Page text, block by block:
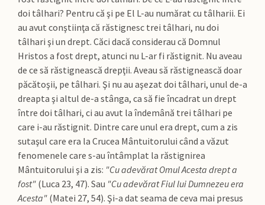
doi tâlhari? Pentru că şi pe El L-au numărat cu tâlharii. Ei
au avut conştiinţa că răstignesc trei tâlhari, nu doi
tâlhari şi un drept. Căci dacă considerau că Domnul
Hristos a fost drept, atunci nu L-ar fi răstignit. Nu aveau
de ce să răstignească drepţii. Aveau să răstignească doar
păcătoşii, pe tâlhari. Şi nu au aşezat doi tâlhari, unul de-a
dreapta şi altul de-a stânga, ca să fie încadrat un drept
între doi tâlhari, ci au avut la îndemână trei tâlhari pe
care i-au răstignit. Dintre care unul era drept, cum a zis
sutaşul care era la Crucea Mântuitorului când a văzut
fenomenele care s-au întâmplat la răstignirea
Mântuitorului şi a zis: "Cu adevărat Omul Acesta drept a
fost" (Luca 23, 47). Sau "Cu adevărat Fiul lui Dumnezeu era
Acesta" (Matei 27, 54). Şi-a dat seama de ceva mai presus